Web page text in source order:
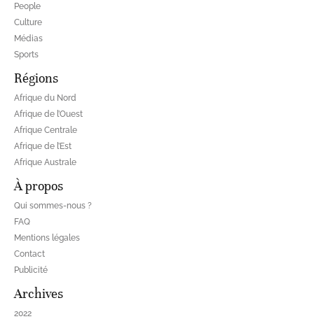
People
Culture
Médias
Sports
Régions
Afrique du Nord
Afrique de l’Ouest
Afrique Centrale
Afrique de l’Est
Afrique Australe
À propos
Qui sommes-nous ?
FAQ
Mentions légales
Contact
Publicité
Archives
2022